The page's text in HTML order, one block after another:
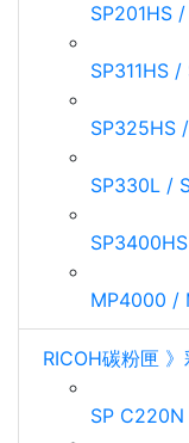
SP201HS
SP311HS
SP325HS
SP330L /
MP4000 /
RICOH碳粉匣
SP